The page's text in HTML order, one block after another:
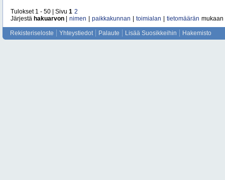
Tulokset 1 - 50 | Sivu 1 2
Järjestä hakuarvon nimen paikkakunnan toimialan tietomäärän mukaan
Rekisteriseloste Yhteystiedot Palaute Lisää Suosikkeihin Hakemisto